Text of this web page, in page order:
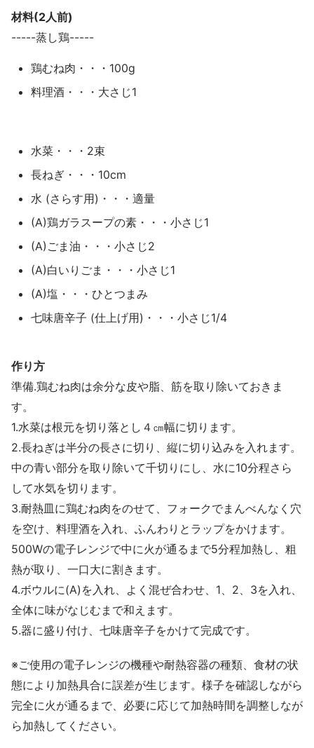
材料(2人前)
-----蒸し鶏-----
鶏むね肉・・・100g
料理酒・・・大さじ1
水菜・・・2束
長ねぎ・・・10cm
水 (さらす用)・・・適量
(A)鶏ガラスープの素・・・小さじ1
(A)ごま油・・・小さじ2
(A)白いりごま・・・小さじ1
(A)塩・・・ひとつまみ
七味唐辛子 (仕上げ用)・・・小さじ1/4
作り方
準備.鶏むね肉は余分な皮や脂、筋を取り除いておきま
す。
1.水菜は根元を切り落とし４㎝幅に切ります。
2.長ねぎは半分の長さに切り、縦に切り込みを入れます。
中の青い部分を取り除いて千切りにし、水に10分程さら
して水気を切ります。
3.耐熱皿に鶏むね肉をのせて、フォークでまんべんなく穴
を空け、料理酒を入れ、ふんわりとラップをかけます。
500Wの電子レンジで中に火が通るまで5分程加熱し、粗
熱が取り、一口大に割きます。
4.ボウルに(A)を入れ、よく混ぜ合わせ、1、2、3を入れ、
全体に味がなじむまで和えます。
5.器に盛り付け、七味唐辛子をかけて完成です。
※ご使用の電子レンジの機種や耐熱容器の種類、食材の状
態により加熱具合に誤差が生じます。様子を確認しながら
完全に火が通るまで、必要に応じて加熱時間を調整しなが
ら加熱してください。